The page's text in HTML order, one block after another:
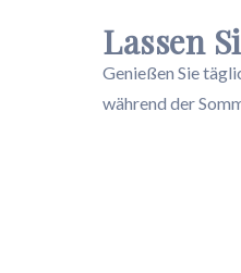
Lassen
Genießen Sie
während der